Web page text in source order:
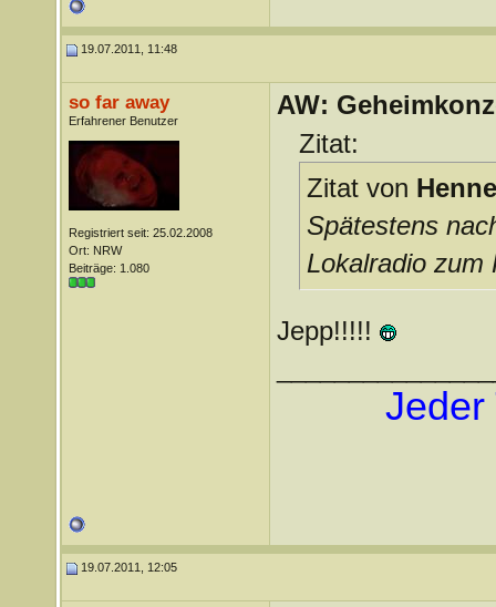
19.07.2011, 11:48
so far away
Erfahrener Benutzer
Registriert seit: 25.02.2008
Ort: NRW
Beiträge: 1.080
AW:
Zitat:
Zitat von
Spätestens
Lokalradio
Jepp!!!!!
Jeder
19.07.2011, 12:05